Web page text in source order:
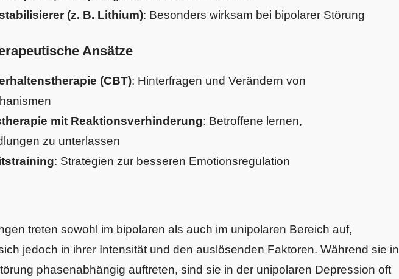
(z. B. Lithium): Besonders wirksam bei bipolarer Störung
Ansätze
(CBT): Hinterfragen und Verändern von
mit Reaktionsverhinderung: Betroffene lernen,
zu unterlassen
: Strategien zur besseren Emotionsregulation
treten sowohl im bipolaren als auch im unipolaren Bereich auf,
jedoch in ihrer Intensität und den auslösenden Faktoren. Während sie in
phasenabhängig auftreten, sind sie in der unipolaren Depression oft